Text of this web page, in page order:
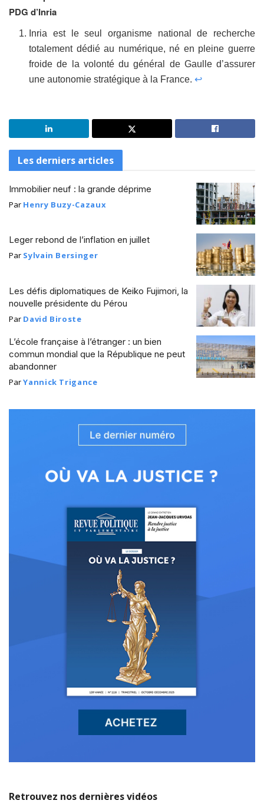
PDG d’Inria
Inria est le seul organisme national de recherche
totalement dédié au numérique, né en pleine guerre
froide de la volonté du général de Gaulle d’assurer
une autonomie stratégique à la France. ↩
Les derniers articles
Immobilier neuf : la grande déprime
Par Henry Buzy-Cazaux
Leger rebond de l’inflation en juillet
Par Sylvain Bersinger
Les défis diplomatiques de Keiko Fujimori, la
nouvelle présidente du Pérou
Par David Biroste
L’école française à l’étranger : un bien
commun mondial que la République ne peut
abandonner
ParYannick Trigance
Retrouvez nos dernières vidéos